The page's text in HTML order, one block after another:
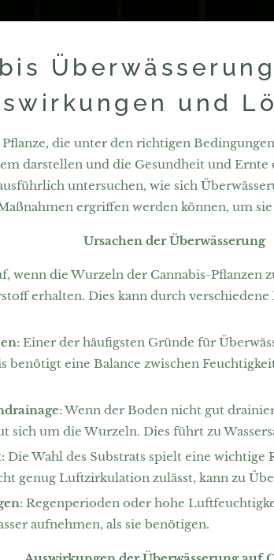
und
die unter den richtigen
darstellen und die Gesundheit und Ernte
untersuchen, wie sich
ergriffen werden können, um
Ursachen der Überwässerung
wenn die Wurzeln der Cannabis-Pflanzen
erhalten. Dies kann durch
: Einer der häufigsten Gründe für
benötigt eine Balance zwischen
: Wenn der Boden nicht gut
sich um die Wurzeln. Dies führt zu
: Die Wahl des Substrats spielt eine wichtige
genug Luftzirkulation zulässt, kann zu
: Regenperioden oder hohe
aufnehmen, als sie benötigen.